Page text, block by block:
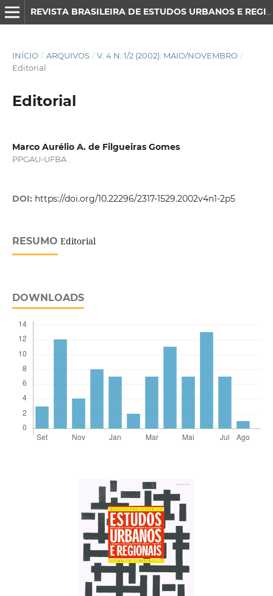
INÍCIO / ARQUIVOS / V. 4 N. 1/2 (2002): MAIO/NOVEMBRO /
Editorial
Editorial
Marco Aurélio A. de Filgueiras Gomes
PPGAU-UFBA
DOI: https://doi.org/10.22296/2317-1529.2002v4n1-2p5
RESUMO Editorial
DOWNLOADS